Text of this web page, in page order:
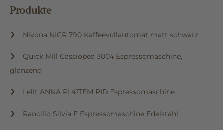
Produkte
Nivona NICR 790 Kaffeevollautomat matt schwarz
Quick Mill Cassiopea 3004 Espressomaschine,
glänzend
Lelit ANNA PL41TEM PID Espressomaschine
Rancilio Silvia E Espressomaschine Edelstahl